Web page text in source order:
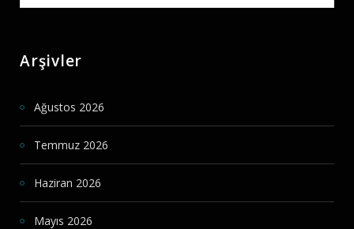
Arşivler
Ağustos 2026
Temmuz 2026
Haziran 2026
Mayıs 2026